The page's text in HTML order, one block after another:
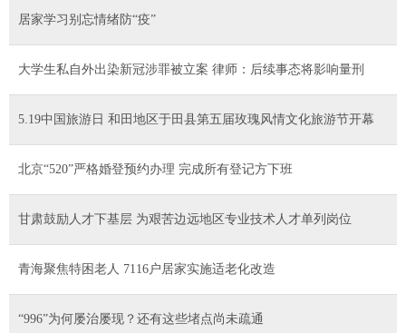
居家学习别忘情绪防“疫”
大学生私自外出染新冠涉罪被立案 律师：后续事态将影响量刑
5.19中国旅游日 和田地区于田县第五届玫瑰风情文化旅游节开幕
北京“520”严格婚登预约办理 完成所有登记方下班
甘肃鼓励人才下基层 为艰苦边远地区专业技术人才单列岗位
青海聚焦特困老人 7116户居家实施适老化改造
“996”为何屡治屡现？还有这些堵点尚未疏通